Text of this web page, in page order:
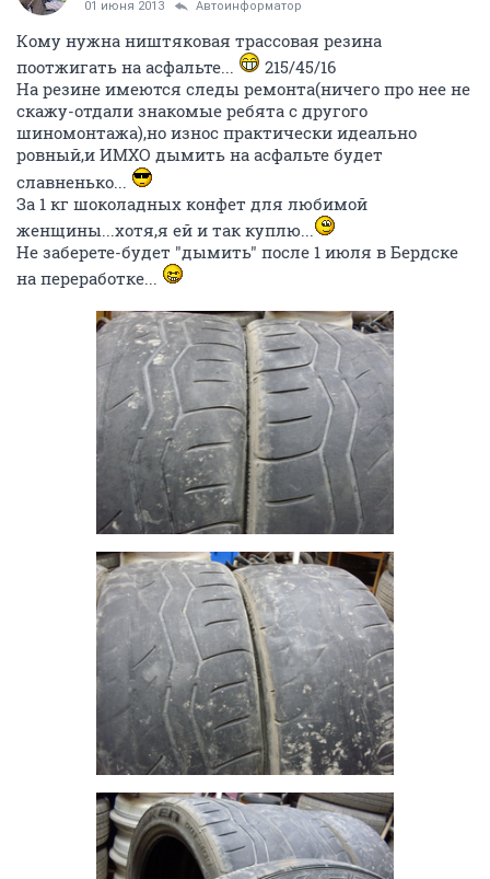
01 июня 2013 Автоинформатор
Кому нужна ништяковая трассовая резина
поотжигать на асфальте...
215/45/16
На резине имеются следы ремонта(ничего про нее не
скажу-отдали знакомые ребята с другого
шиномонтажа),но износ практически идеально
ровный,и ИМХО дымить на асфальте будет
славненько...
За 1 кг шоколадных конфет для любимой
женщины...хотя,я ей и так куплю...
Не заберете-будет "дымить" после 1 июля в Бердске
на переработке...